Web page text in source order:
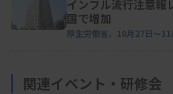
インフル流行注意
国で増加
厚生労働省、10月27日～11
関連イベント・研修会